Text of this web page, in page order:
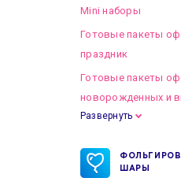
Mini наборы
Готовые пакеты
праздник
Готовые пакеты
новорожденных и
Готовые пакеты
Развернуть
ШАРЫ